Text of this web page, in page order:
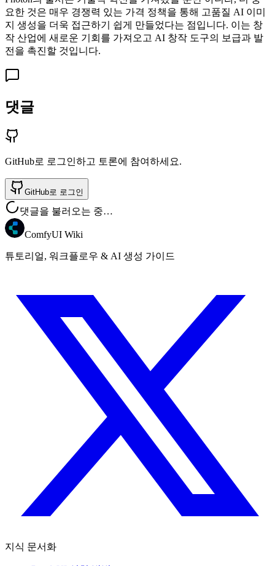
요한 것은 매우 경쟁력 있는 가격 정책을 통해 고품질 AI 이미
지 생성을 더욱 접근하기 쉽게 만들었다는 점입니다. 이는 창
작 산업에 새로운 기회를 가져오고 AI 창작 도구의 보급과 발
전을 촉진할 것입니다.
댓글
GitHub로 로그인하고 토론에 참여하세요.
GitHub로 로그인
댓글을 불러오는 중…
ComfyUI Wiki
튜토리얼, 워크플로우 & AI 생성 가이드
지식 문서화